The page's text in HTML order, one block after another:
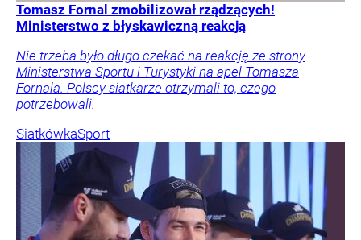
Tomasz Fornal zmobilizował rządzących!
Ministerstwo z błyskawiczną reakcją
Nie trzeba było długo czekać na reakcję ze strony
Ministerstwa Sportu i Turystyki na apel Tomasza
Fornala. Polscy siatkarze otrzymali to, czego
potrzebowali.
SiatkówkaSport